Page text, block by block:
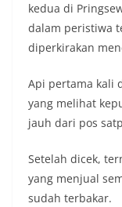
kedua di
dalam peristiwa
diperkirakan
Api pertama kali
yang melihat
jauh dari pos
Setelah dicek,
yang menjual
sudah terbakar.